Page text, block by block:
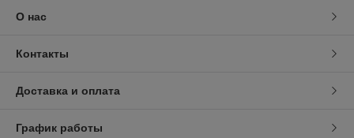
О нас
Контакты
Доставка и оплата
График работы